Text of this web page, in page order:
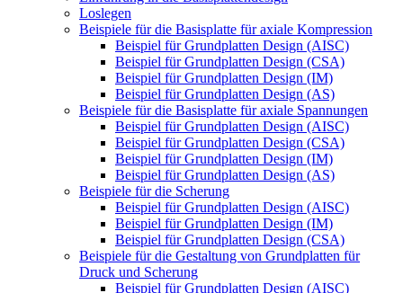
Loslegen
Beispiele für die Basisplatte für axiale Kompression
Beispiel für Grundplatten Design (AISC)
Beispiel für Grundplatten Design (CSA)
Beispiel für Grundplatten Design (IM)
Beispiel für Grundplatten Design (AS)
Beispiele für die Basisplatte für axiale Spannungen
Beispiel für Grundplatten Design (AISC)
Beispiel für Grundplatten Design (CSA)
Beispiel für Grundplatten Design (IM)
Beispiel für Grundplatten Design (AS)
Beispiele für die Scherung
Beispiel für Grundplatten Design (AISC)
Beispiel für Grundplatten Design (IM)
Beispiel für Grundplatten Design (CSA)
Beispiele für die Gestaltung von Grundplatten für
Druck und Scherung
Beispiel für Grundplatten Design (AISC)